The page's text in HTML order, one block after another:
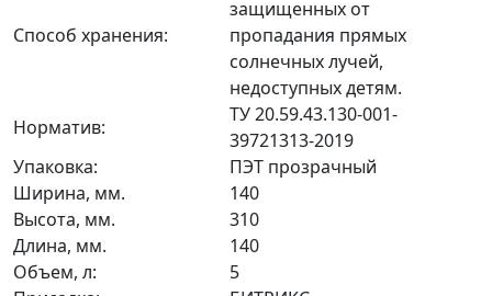
Способ хранения:
защищенных от
пропадания прямых
солнечных лучей,
недоступных детям.
Норматив:
ТУ 20.59.43.130-001-
39721313-2019
Упаковка:
ПЭТ прозрачный
Ширина, мм.
140
Высота, мм.
310
Длина, мм.
140
Объем, л:
5